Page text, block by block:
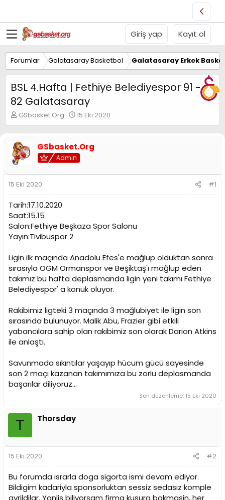
Giriş yap Kayıt ol
Forumlar Galatasaray Basketbol Galatasaray Erkek
BSL 4.Hafta | Fethiye Belediyespor 91 -
82 Galatasaray
K
o
u
y
u
a
ş
l
a
t
a
n
GSbasket.Org
B
a
a
n
ı
t
i
h
15 Eki 2020
GSbasket.Org
Admin
15 Eki 2020 #1
Tarih:17.10.2020
Saat:15.15
Salon:Fethiye Beşkaza Spor Salonu
Yayın:Tivibuspor 2
Ligin ilk maçında Anadolu Efes'e mağlup olduktan sonra
sırasıyla OGM Ormanspor ve Beşiktaş'ı mağlup eden
takımız bu hafta deplasmanda ligin yeni takımı Fethiye
Belediyespor' a konuk oluyor.
Rakibimiz ligteki 3 maçında 3 mağlubiyet ile ligin son
sırasında bulunuyor. Malik Abu, Frazier gibi etkili
yabancılara sahip olan rakibimiz son olarak Darion Atkins
ile anlaştı.
Savunmada sıkıntılar yaşayıp hücum gücü sayesinde
son 2 maçı kazanan takımımıza bu zorlu deplasmanda
başarılar diliyoruz...
Son düzenleme: 15 Eki 2020
T Thorsday
15 Eki 2020 #2
Bu forumda israrla doga sigorta ismi devam ediyor.
Bildigim kadariyla sponsorluktan sessiz sedasiz komple